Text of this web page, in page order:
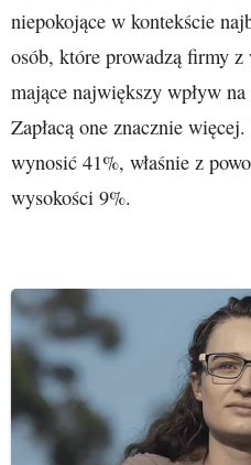
niepokojące w kontekście
osób, które prowadzą firmy
mające największy wpływ
Zapłacą one znacznie
wynosić 41%, właśnie z
wysokości 9%.